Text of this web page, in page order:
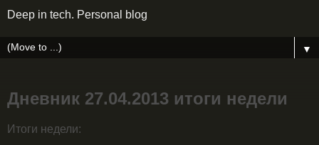
Deep in tech. Personal blog
▼
Дневник 27.04.2013 итоги недели
Итоги недели: